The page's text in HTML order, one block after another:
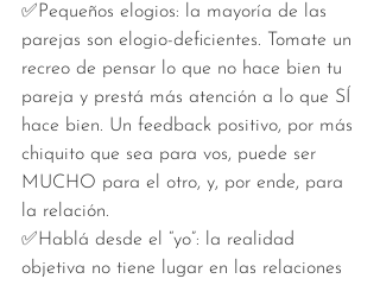
✅Pequeños elogios: la mayoría de las
parejas son elogio-deficientes. Tomate un
recreo de pensar lo que no hace bien tu
pareja y prestá más atención a lo que SÍ
hace bien. Un feedback positivo, por más
chiquito que sea para vos, puede ser
MUCHO para el otro, y, por ende, para
la relación.
✅Hablá desde el “yo”: la realidad
objetiva no tiene lugar en las relaciones